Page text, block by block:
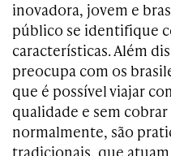
inovadora, jovem e
público se identifique
características. Além
preocupa com os
que é possível viajar
qualidade e sem
normalmente, são
tradicionais, que